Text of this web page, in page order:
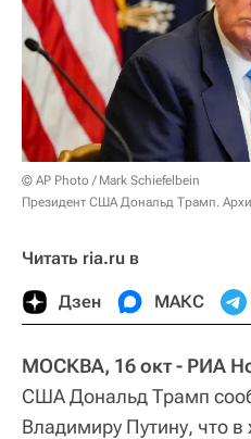
© AP Photo / Mark Schiefelbein
Президент США Дональд Трамп.
Читать ria.ru в
Дзен МАКС
МОСКВА, 16 окт - РИА
США Дональд Трамп
Владимиру Путину, что в